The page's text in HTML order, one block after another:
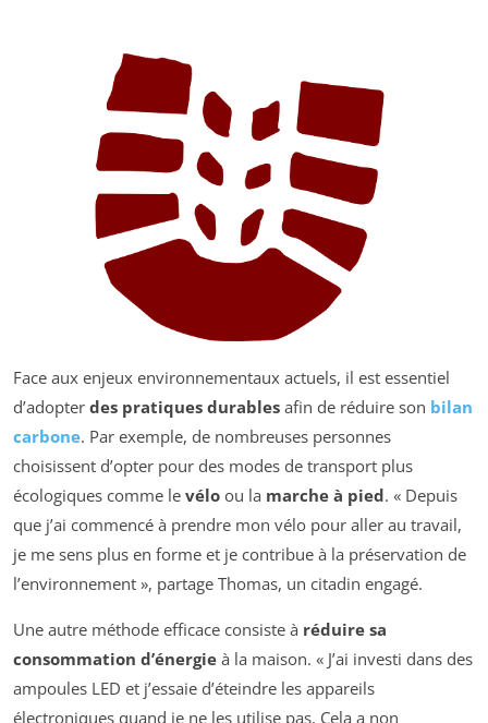
Face aux enjeux environnementaux actuels, il est essentiel
d’adopter des pratiques durables afin de réduire son bilan
carbone. Par exemple, de nombreuses personnes
choisissent d’opter pour des modes de transport plus
écologiques comme le vélo ou la marche à pied. « Depuis
que j’ai commencé à prendre mon vélo pour aller au travail,
je me sens plus en forme et je contribue à la préservation de
l’environnement », partage Thomas, un citadin engagé.
Une autre méthode efficace consiste à réduire sa
consommation d’énergie à la maison. « J’ai investi dans des
ampoules LED et j’essaie d’éteindre les appareils
électroniques quand je ne les utilise pas. Cela a non